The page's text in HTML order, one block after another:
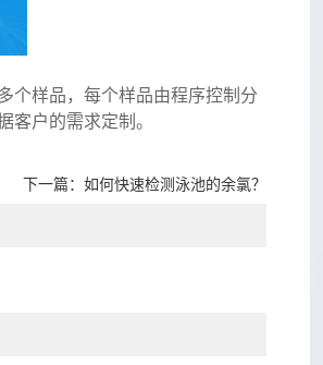
个样品，每个样品由程序控制分
户的需求定制。
下一篇： 如何快速检测泳池的余氯？